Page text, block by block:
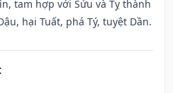
tam hợp với Sửu và Tỵ thành
hại Tuất, phá Tý, tuyệt Dần.